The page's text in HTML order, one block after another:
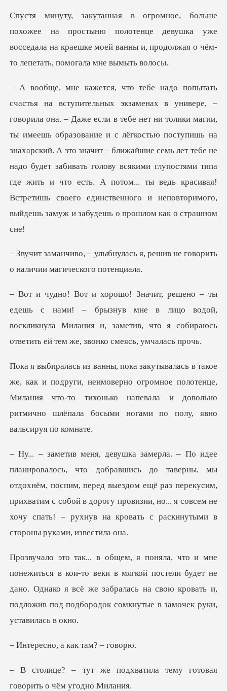
стыню полотенце девушка уже
восседала на краешке моей ванны
имеешь образование и с лёгкостью поступишь на
знахарский. А это значит – ближайшие семь лет тебе не
надо будет забивать голову всякими глупостями типа
ась я, решив не говорить
о на
– брызнув мне в лицо водой,
воскликнула Милания и, заметив, что
, неимоверно огромное полотенце,
Милания что-то тихонько напевала и дов
мы
отдохнём, поспим, перед выездом ещё раз перекусим,
прихватим с собой в дорогу провизии, но
ки в мягкой постели будет не
дано. Однако я всё же забралась на свою кров
, а как там
хватила тему готовая
гово